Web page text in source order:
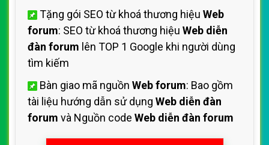
Tặng gói SEO từ khoá thương hiệu Web
forum: SEO từ khoá thương hiệu Web diễn
đàn forum lên TOP 1 Google khi người dùng
tìm kiếm
Bàn giao mã nguồn Web forum: Bao gồm
tài liệu hướng dẫn sử dụng Web diễn đàn
forum và Nguồn code Web diễn đàn forum